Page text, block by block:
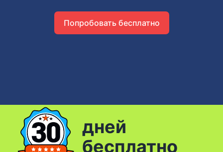
Попробовать бесплатно
дней
бесплатно